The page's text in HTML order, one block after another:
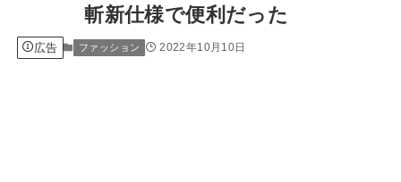
斬新仕様で便利だった
広告 ファッション 2022年10月10日